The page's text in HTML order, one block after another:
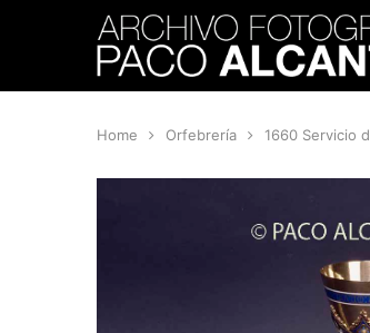
Home Orfebrería 1660 Servicio